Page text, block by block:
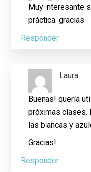
Muy interesante
práctica. gracias
Responder
Laura
Buenas! quería
próximas clases.
las blancas y
Gracias!
Responder